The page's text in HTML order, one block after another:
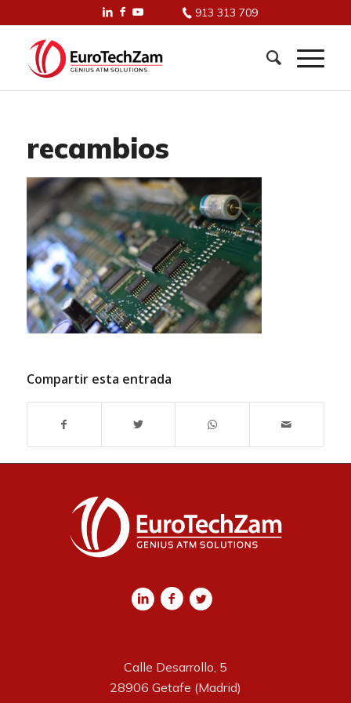
913 313 709
recambios
Compartir esta entrada
Calle Desarrollo, 5
28906 Getafe (Madrid)